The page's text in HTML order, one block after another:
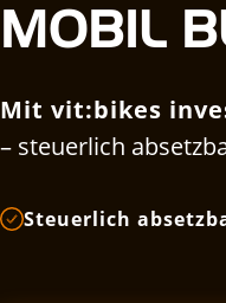
MOBIL
Mit vit:bikes
– steuerlich
Steuerlich